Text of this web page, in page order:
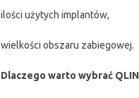
ilości użytych implantów,
wielkości obszaru zabiegowej.
Dlaczego warto wybrać